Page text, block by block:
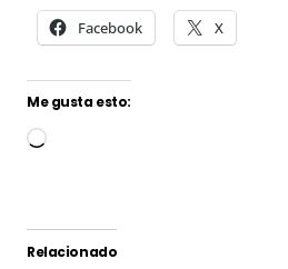
Facebook X
Me gusta esto:
Cargando...
Relacionado